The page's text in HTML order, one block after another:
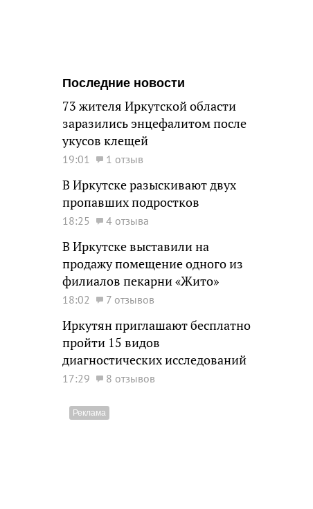
Последние новости
73 жителя Иркутской области
заразились энцефалитом после
укусов клещей
19:01 1 отзыв
В Иркутске разыскивают двух
пропавших подростков
18:25 4 отзыва
В Иркутске выставили на
продажу помещение одного из
филиалов пекарни «Жито»
18:02 7 отзывов
Иркутян приглашают бесплатно
пройти 15 видов
диагностических исследований
17:29 8 отзывов